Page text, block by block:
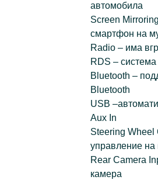
автомобила
Screen
смартфон на
Radio – има
RDS –
Bluetooth –
Bluetooth
USB
Aux In
Steering Wheel
управление
Rear Camera
камера